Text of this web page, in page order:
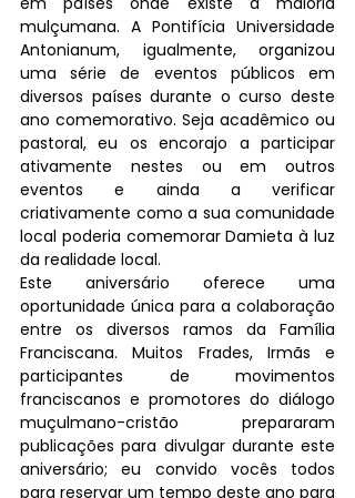
mulçumana. A Pontifícia Universidade
Antonianum, igualmente, organizou
uma série de eventos públicos em
diversos países durante o curso deste
ano comemorativo. Seja acadêmico ou
pastoral, eu os encorajo a participar
ativamente nestes ou em outros
eventos e ainda a verificar
criativamente como a sua comunidade
local poderia comemorar Damieta à luz
da realidade local.
Este aniversário oferece uma
oportunidade única para a colaboração
entre os diversos ramos da Família
Franciscana. Muitos Frades, Irmãs e
participantes de movimentos
franciscanos e promotores do diálogo
muçulmano-cristão prepararam
publicações para divulgar durante este
aniversário; eu convido vocês todos
para reservar um tempo deste ano para